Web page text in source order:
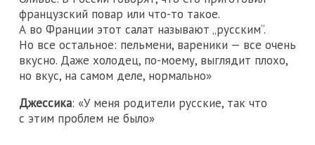
французский повар или что-то такое.
А во Франции этот салат называют „русским“.
Но все остальное: пельмени, вареники — все очень
вкусно. Даже холодец, по-моему, выглядит плохо,
но вкус, на самом деле, нормально»
Джессика: «У меня родители русские, так что
с этим проблем не было»